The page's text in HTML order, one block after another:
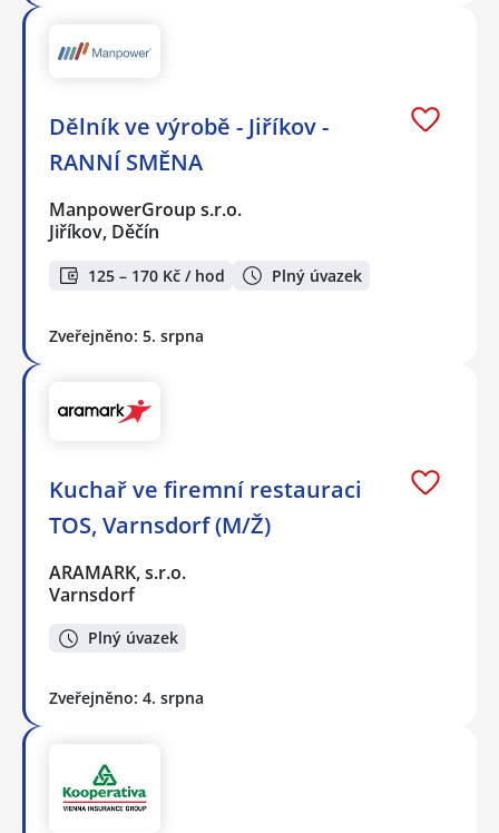
Dělník ve výrobě - Jiříkov -
RANNÍ SMĚNA
ManpowerGroup s.r.o.
Jiříkov, Děčín
125 – 170 Kč / hod Plný úvazek
Zveřejněno: 5. srpna
Kuchař ve firemní restauraci
TOS, Varnsdorf (M/Ž)
ARAMARK, s.r.o.
Varnsdorf
Plný úvazek
Zveřejněno: 4. srpna